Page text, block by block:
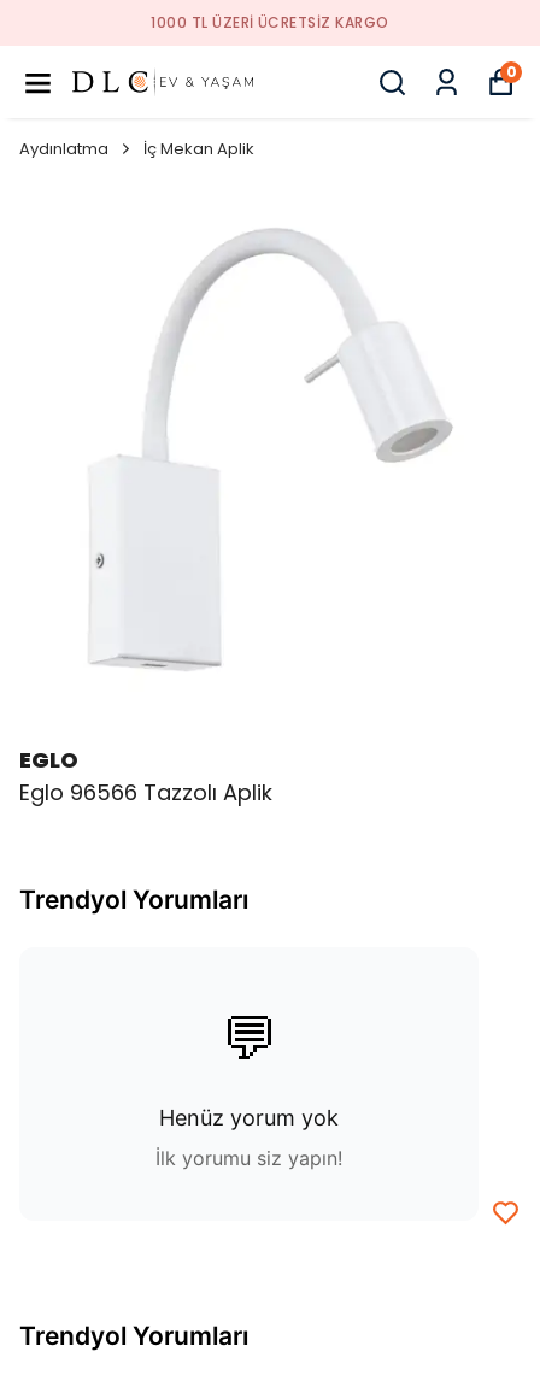
1000 TL ÜZERI ÜCRETSIZ KARGO
0
Aydınlatma İç Mekan Aplik
EGLO
Eglo 96566 Tazzolı Aplik
Trendyol Yorumları
💬
Henüz yorum yok
İlk yorumu siz yapın!
Trendyol Yorumları